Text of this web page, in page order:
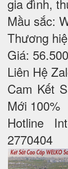
gia đình,
Mầu sắc:
Thương
Giá:
Liên Hệ
Cam Kết
Mới 100%
Hotline
2770404